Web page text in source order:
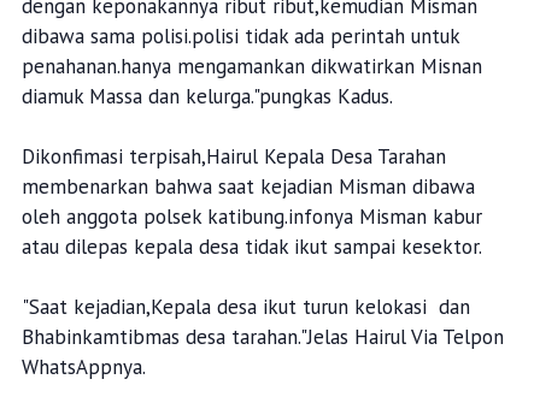
dengan keponakannya ribut ribut,kemudian Misman
dibawa sama polisi.polisi tidak ada perintah untuk
penahanan.hanya mengamankan dikwatirkan Misnan
diamuk Massa dan kelurga."pungkas Kadus.
Dikonfimasi terpisah,Hairul Kepala Desa Tarahan
membenarkan bahwa saat kejadian Misman dibawa
oleh anggota polsek katibung.infonya Misman kabur
atau dilepas kepala desa tidak ikut sampai kesektor.
"Saat kejadian,Kepala desa ikut turun kelokasi dan
Bhabinkamtibmas desa tarahan."Jelas Hairul Via Telpon
WhatsAppnya.